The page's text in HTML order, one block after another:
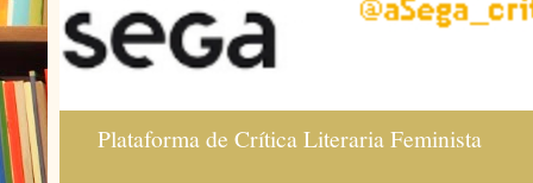
Plataforma de Crítica Literaria Feminista